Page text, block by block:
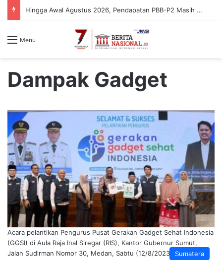
Sosialisasi BUMN di Situbondo, Nasim Khan – Bank BRI Edukasi Warga Cegah Penipuan Digital
Menu
Dampak Gadget
Sumatera
Acara pelantikan Pengurus Pusat Gerakan Gadget Sehat Indonesia
(GGSI) di Aula Raja Inal Siregar (RIS), Kantor Gubernur Sumut,
Jalan Sudirman Nomor 30, Medan, Sabtu (12/8/2023).